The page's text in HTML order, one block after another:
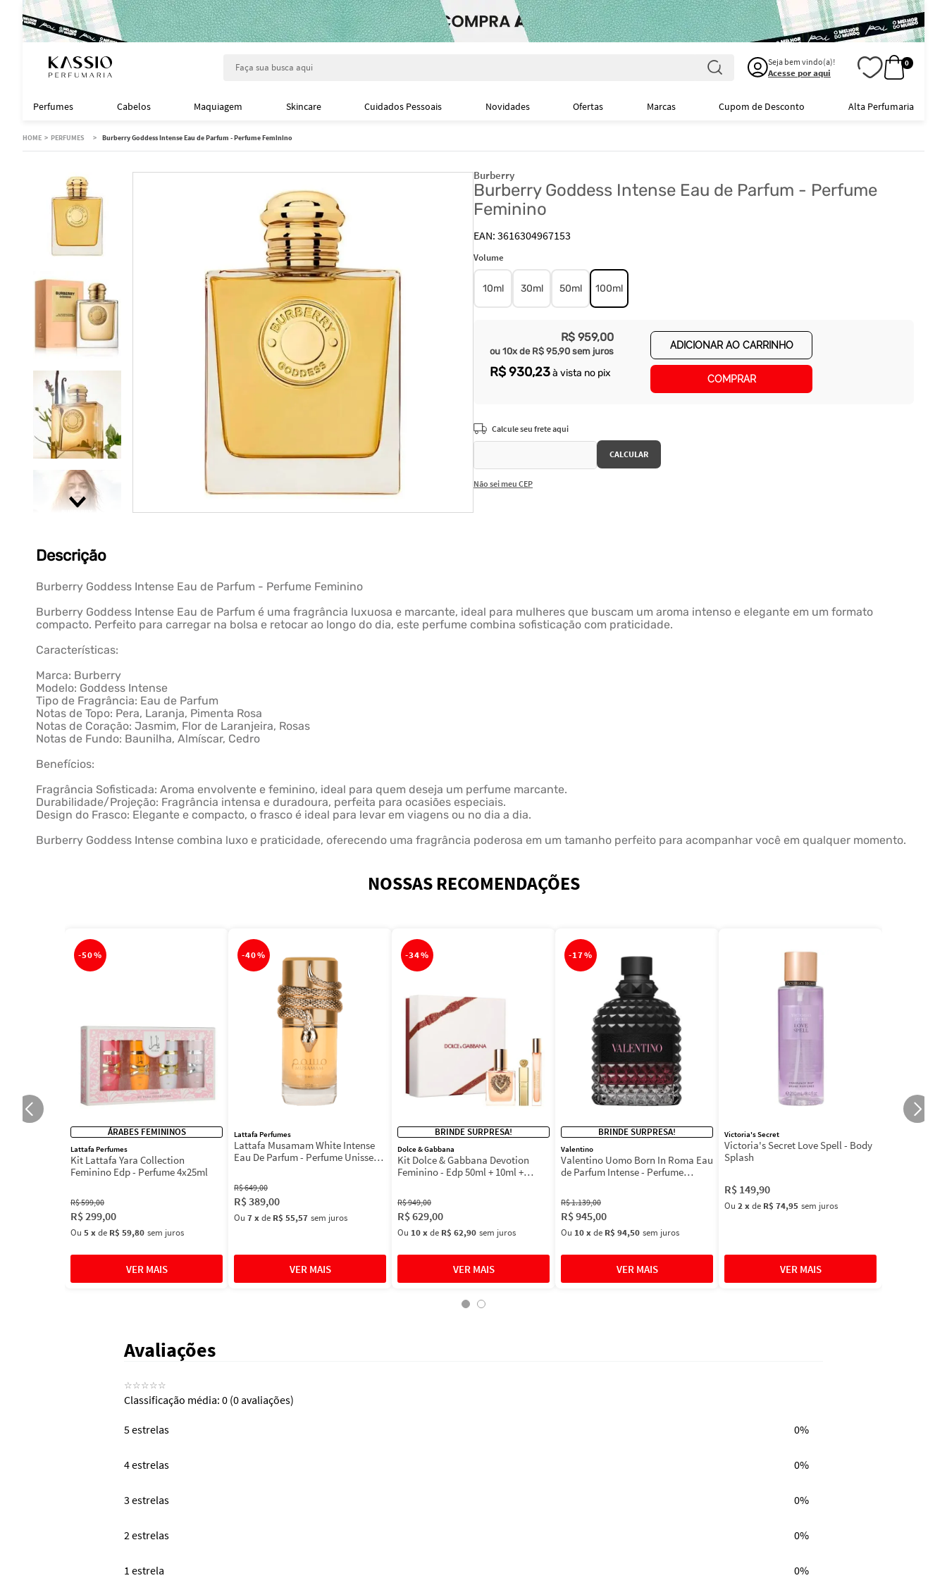
Seja bem vindo(a)!
Acesse por aqui
0
Perfumes Cabelos Maquiagem Skincare Cuidados Pessoais Novidades Ofertas Marcas Cupom de Desconto Alta Perfumaria
PERFUMES Burberry Goddess Intense Eau de Parfum - Perfume Feminino
Burberry
Burberry Goddess Intense Eau de Parfum - Perfume
Feminino
3616304967153
Volume
10ml 30ml 50ml 100ml
R$ 959,00
ou 10x de R$ 95,90 sem juros
R$930,23à vista no pix
ADICIONAR AO CARRINHO
COMPRAR
Não sei meu CEP
Descrição
Burberry Goddess Intense Eau de Parfum - Perfume Feminino
Burberry Goddess Intense Eau de Parfum é uma fragrância luxuosa e marcante, ideal para mulheres que buscam um aroma intenso e elegante em um formato
compacto. Perfeito para carregar na bolsa e retocar ao longo do dia, este perfume combina sofisticação com praticidade.
Características:
Marca: Burberry
Modelo: Goddess Intense
Tipo de Fragrância: Eau de Parfum
Notas de Topo: Pera, Laranja, Pimenta Rosa
Notas de Coração: Jasmim, Flor de Laranjeira, Rosas
Notas de Fundo: Baunilha, Almíscar, Cedro
Benefícios:
Fragrância Sofisticada: Aroma envolvente e feminino, ideal para quem deseja um perfume marcante.
Durabilidade/Projeção: Fragrância intensa e duradoura, perfeita para ocasiões especiais.
Design do Frasco: Elegante e compacto, o frasco é ideal para levar em viagens ou no dia a dia.
Burberry Goddess Intense combina luxo e praticidade, oferecendo uma fragrância poderosa em um tamanho perfeito para acompanhar você em qualquer momento.
NOSSAS RECOMENDAÇÕES
-50%
ÁRABES FEMININOS
Lattafa Perfumes
Kit Lattafa Yara Collection
Feminino Edp - Perfume 4x25ml
R$599,00
R$299,00
Ou 5xde R$ 59,80 sem juros
-40%
Lattafa Perfumes
Lattafa Musamam White Intense
Eau De Parfum - Perfume Unissex
R$649,00
R$389,00
Ou 7xde R$ 55,57 sem juros
-34%
BRINDE SURPRESA!
Dolce & Gabbana
Kit Dolce & Gabbana Devotion
Feminino - Edp 50ml + 10ml +
R$949,00
R$629,00
Ou 10xde R$ 62,90 sem juros
-17%
BRINDE SURPRESA!
Valentino
Valentino Uomo Born In Roma Eau
de Parfum Intense - Perfume
R$1.139,00
R$945,00
Ou 10xde R$ 94,50 sem juros
Victoria's Secret
Victoria's Secret Love Spell - Body
Splash
R$ 149,90
Ou 2xde R$ 74,95 sem juros
Avaliações
☆☆☆☆☆
Classificação média: 0 (0 avaliações)
5 estrelas 0%
4 estrelas 0%
3 estrelas 0%
2 estrelas 0%
1 estrela 0%